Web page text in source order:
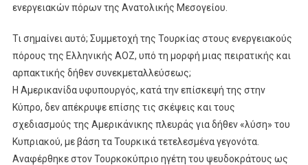
ενεργειακών πόρων της Ανατολικής Μεσογείου.
Τι σημαίνει αυτό; Συμμετοχή της Τουρκίας στους ενεργειακούς
πόρους της Ελληνικής ΑΟΖ, υπό τη μορφή μιας πειρατικής και
αρπακτικής δήθεν συνεκμεταλλεύσεως;
Η Αμερικανίδα υφυπουργός, κατά την επίσκεψή της στην
Κύπρο, δεν απέκρυψε επίσης τις σκέψεις και τους
σχεδιασμούς της Αμερικάνικης πλευράς για δήθεν «λύση» του
Κυπριακού, με βάση τα Τουρκικά τετελεσμένα γεγονότα.
Αναφέρθηκε στον Τουρκοκύπριο ηγέτη του ψευδοκράτους ως